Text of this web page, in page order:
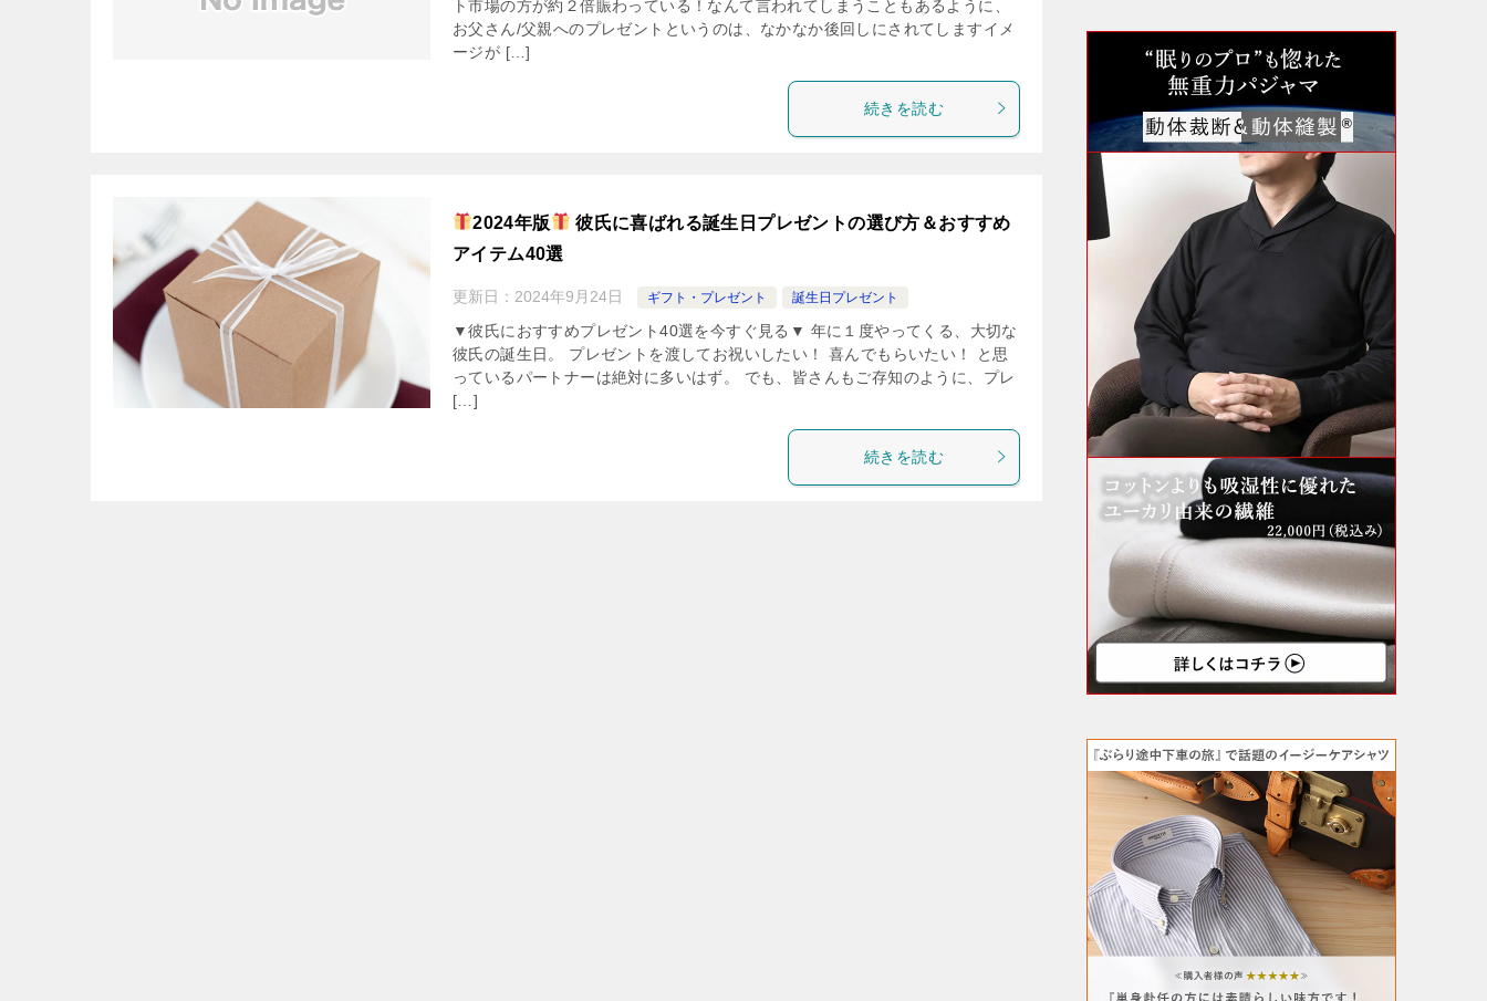
ト市場の方が約２倍賑わっている！なんて言われてしまうこともあるように、
お父さん/父親へのプレゼントというのは、なかなか後回しにされてしますイメ
ージが […]
続きを読む
2024年版
彼氏に喜ばれる誕生日プレゼントの選び方＆おすすめ
アイテム40選
更新日： 2024年9月24日 ギフト・プレゼント 誕生日プレゼント
▼彼氏におすすめプレゼント40選を今すぐ見る▼ 年に１度やってくる、大切な
彼氏の誕生日。 プレゼントを渡してお祝いしたい！ 喜んでもらいたい！ と思
っているパートナーは絶対に多いはず。 でも、皆さんもご存知のように、プレ
[…]
続きを読む